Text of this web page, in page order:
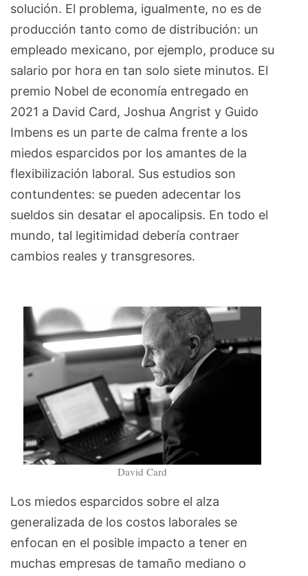
solución. El problema, igualmente, no es de
producción tanto como de distribución: un
empleado mexicano, por ejemplo, produce su
salario por hora en tan solo siete minutos. El
premio Nobel de economía entregado en
2021 a David Card, Joshua Angrist y Guido
Imbens es un parte de calma frente a los
miedos esparcidos por los amantes de la
flexibilización laboral. Sus estudios son
contundentes: se pueden adecentar los
sueldos sin desatar el apocalipsis. En todo el
mundo, tal legitimidad debería contraer
cambios reales y transgresores.
David Card
Los miedos esparcidos sobre el alza
generalizada de los costos laborales se
enfocan en el posible impacto a tener en
muchas empresas de tamaño mediano o